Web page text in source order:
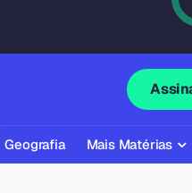
Geografia Mais Matérias